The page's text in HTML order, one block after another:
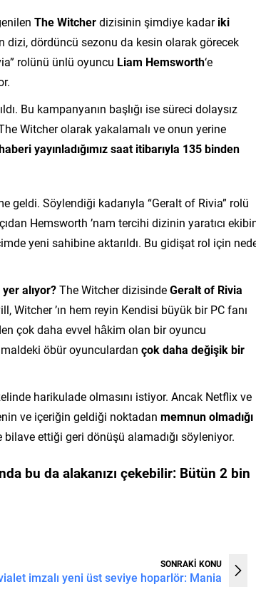
The Witcherdizisinin şimdiye kadariki
dizi, dördüncü sezonu da kesin olarak görecek
rolünü ünlü oyuncu Liam Hemsworth‘e
Bu kampanyanın başlığı ise süreci dolaysız
Witcher olarak yakalamalı ve onun yerine
yayınladığımız saat itibarıyla 135 binden
geldi. Söylendiği kadarıyla “Geralt of Rivia” rolü
Hemsworth ’nam tercihi dizinin yaratıcı
yeni sahibine aktarıldı. Bu gidişat rol için
alıyor?The Witcher dizisindeGeralt of Rivia
Witcher ’ın hem reyin Kendisi büyük bir PC fanı
çok daha evvel hâkim olan bir oyuncu
imaldeki öbür oyunculardan çok daha değişik bir
harikulade olmasını istiyor. Ancak Netflix ve
ve içeriğin geldiği noktadan memnun olmadığı
ettiği geri dönüşü alamadığı söyleniyor.
bu da alakanızı çekebilir: Bütün 2 bin
SONRAKİ KONU
imzalı yeni üst seviye hoparlör: Mania